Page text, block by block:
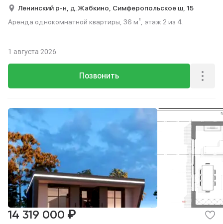
Ленинский р-н, д. Жабкино, Симферопольское ш, 15
Аренда однокомнатной квартиры, 36 м², этаж 2 из 4.
Позвонить
1 августа 2026
14 319 000 ₽